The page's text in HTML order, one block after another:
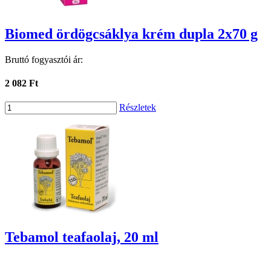
Biomed ördögcsáklya krém dupla 2x70 g
Bruttó fogyasztói ár:
2 082 Ft
Részletek
Tebamol teafaolaj, 20 ml